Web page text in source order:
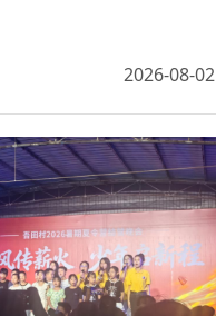
2026-08-02